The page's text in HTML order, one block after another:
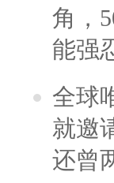
角，
能强
全球
就邀
还曾